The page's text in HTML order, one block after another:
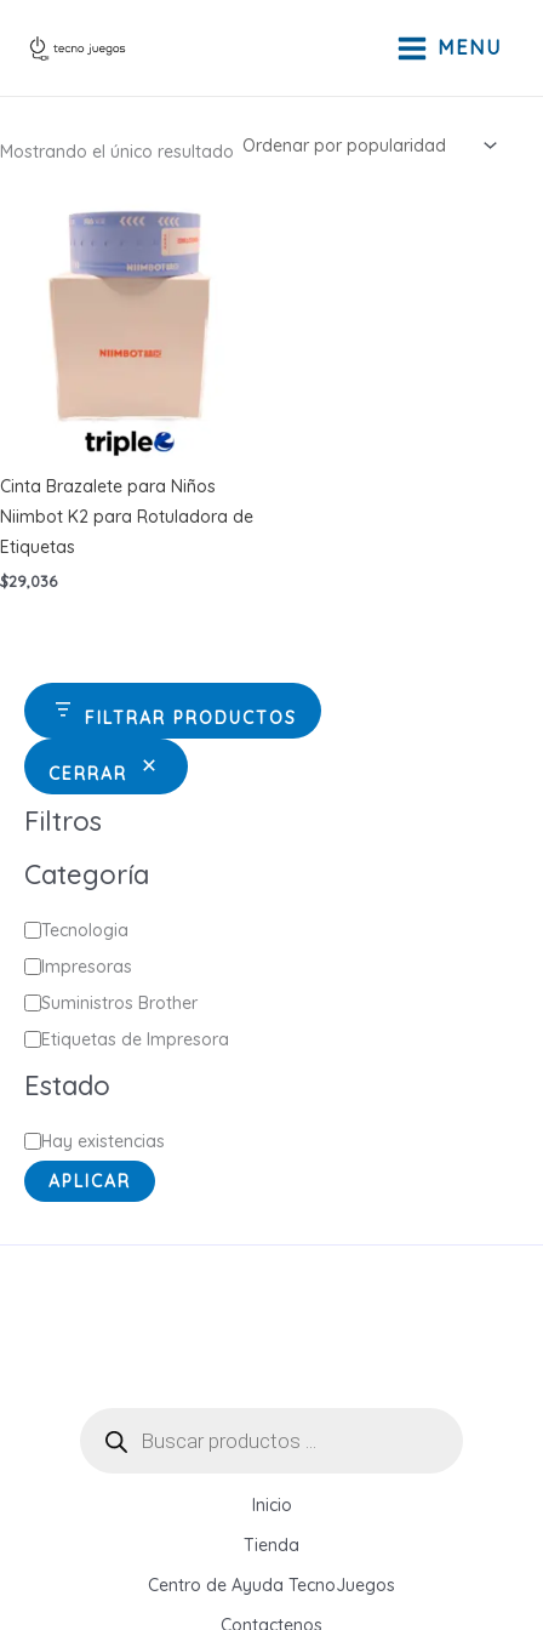
MENU
FILTRAR PRODUCTOS
CERRAR
Filtros
Categoría
C
a
t
e
o
r
í
a
Tecnologia
Impresoras
Suministros Brother
Etiquetas de Impresora
Estado
E
s
a
Hay existencias
APLICAR
Mostrando el único resultado
Cinta Brazalete para Niños
Niimbot K2 para Rotuladora de
Etiquetas
$29,036
productos
Inicio
Tienda
Centro de Ayuda TecnoJuegos